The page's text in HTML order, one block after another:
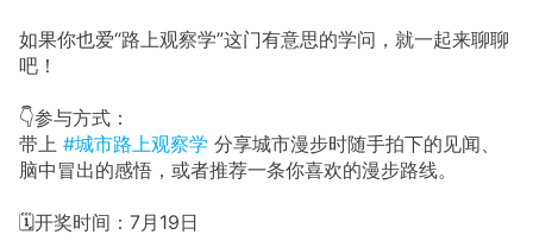
如果你也爱“路上观察学”这门有意思的学问，就一起来聊聊
吧！
👇参与方式：
带上 #城市路上观察学 分享城市漫步时随手拍下的见闻、
脑中冒出的感悟，或者推荐一条你喜欢的漫步路线。
🗓开奖时间：7月19日